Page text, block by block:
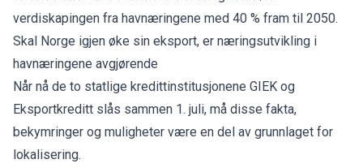
verdiskapingen fra havnæringene med 40 % fram til 2050.
Skal Norge igjen øke sin eksport, er næringsutvikling i
havnæringene avgjørende
Når nå de to statlige kredittinstitusjon­ene GIEK og
Eksportkreditt slås sammen 1. juli, må disse fakta,
bekymringer og muligheter være en del av grunnlaget for
lokalisering.